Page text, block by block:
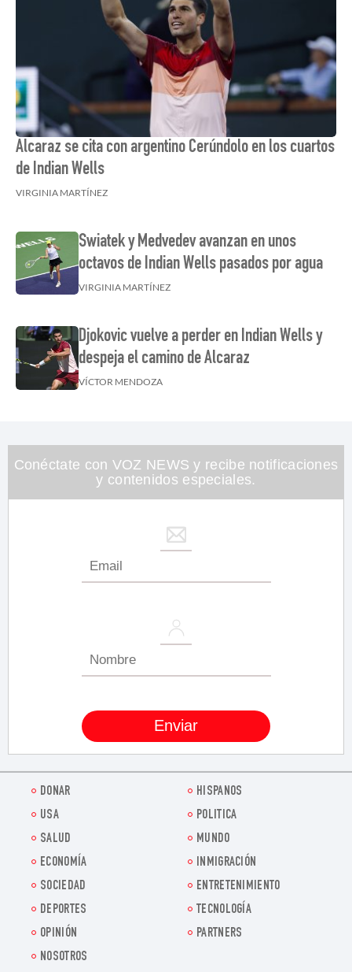
Alcaraz se cita con argentino Cerúndolo en los cuartos
de Indian Wells
VIRGINIA MARTÍNEZ
Swiatek y Medvedev avanzan en unos
octavos de Indian Wells pasados por agua
VIRGINIA MARTÍNEZ
Djokovic vuelve a perder en Indian Wells y
despeja el camino de Alcaraz
VÍCTOR MENDOZA
Conéctate con VOZ NEWS y recibe notificaciones
y contenidos especiales.
DONAR
HISPANOS
USA
POLITICA
SALUD
MUNDO
ECONOMÍA
INMIGRACIÓN
SOCIEDAD
ENTRETENIMIENTO
DEPORTES
TECNOLOGÍA
OPINIÓN
PARTNERS
NOSOTROS